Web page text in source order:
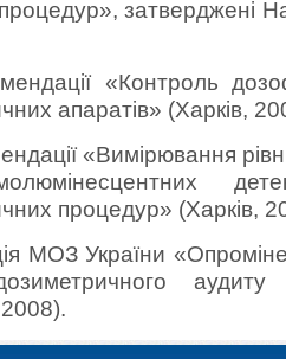
процедур»,
«Контроль
апаратів» (Харків,
«Вимірювання
процедур» (Харків,
МОЗ України
аудиту
2008).